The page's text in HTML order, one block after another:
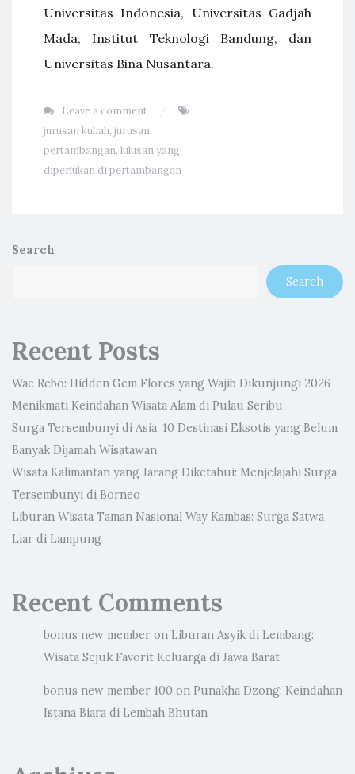
Universitas Indonesia, Universitas Gadjah
Mada, Institut Teknologi Bandung, dan
Universitas Bina Nusantara.
Leave a comment
jurusan kuliah, jurusan
pertambangan, lulusan yang
diperlukan di pertambangan
Search
Search
Recent Posts
Wae Rebo: Hidden Gem Flores yang Wajib Dikunjungi 2026
Menikmati Keindahan Wisata Alam di Pulau Seribu
Surga Tersembunyi di Asia: 10 Destinasi Eksotis yang Belum
Banyak Dijamah Wisatawan
Wisata Kalimantan yang Jarang Diketahui: Menjelajahi Surga
Tersembunyi di Borneo
Liburan Wisata Taman Nasional Way Kambas: Surga Satwa
Liar di Lampung
Recent Comments
bonus new member on Liburan Asyik di Lembang:
Wisata Sejuk Favorit Keluarga di Jawa Barat
bonus new member 100 on Punakha Dzong: Keindahan
Istana Biara di Lembah Bhutan